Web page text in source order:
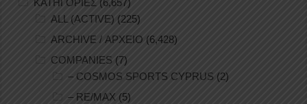
ΚΑΤΗΓΟΡΙΕΣ (6,657)
ALL (ACTIVE) (225)
ARCHIVE / ΑΡΧΕΙΟ (6,428)
COMPANIES (7)
– COSMOS SPORTS CYPRUS (2)
– RE/MAX (5)